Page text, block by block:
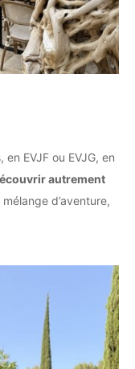
EVJF ou EVJG, en
autrement
d’aventure,